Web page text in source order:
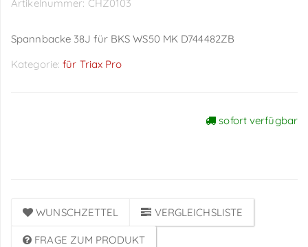
Artikelnummer: CHZ0103
Spannbacke 38J für BKS WS50 MK D744482ZB
Kategorie:für Triax Pro
sofort verfügbar
WUNSCHZETTEL VERGLEICHSLISTE
FRAGE ZUM PRODUKT